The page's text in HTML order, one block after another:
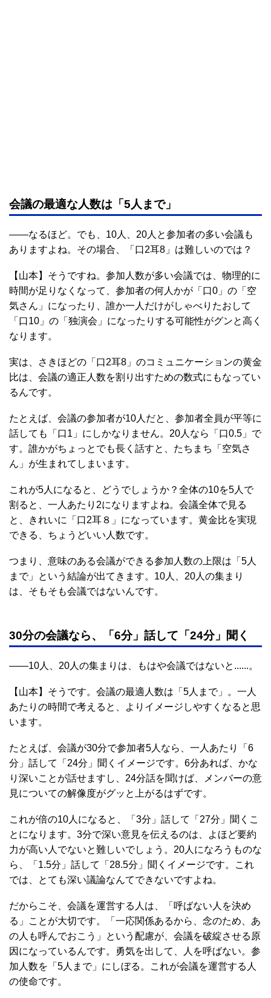
会議の最適な人数は「5人まで」
――なるほど。でも、10人、20人と参加者の多い会議も
ありますよね。その場合、「口2耳8」は難しいのでは？
【山本】そうですね。参加人数が多い会議では、物理的に
時間が足りなくなって、参加者の何人かが「口0」の「空
気さん」になったり、誰か一人だけがしゃべりたおして
「口10」の「独演会」になったりする可能性がグンと高く
なります。
実は、さきほどの「口2耳8」のコミュニケーションの黄金
比は、会議の適正人数を割り出すための数式にもなってい
るんです。
たとえば、会議の参加者が10人だと、参加者全員が平等に
話しても「口1」にしかなりません。20人なら「口0.5」で
す。誰かがちょっとでも長く話すと、たちまち「空気さ
ん」が生まれてしまいます。
これが5人になると、どうでしょうか？全体の10を5人で
割ると、一人あたり2になりますよね。会議全体で見る
と、きれいに「口2耳８」になっています。黄金比を実現
できる、ちょうどいい人数です。
つまり、意味のある会議ができる参加人数の上限は「5人
まで」という結論が出てきます。10人、20人の集まり
は、そもそも会議ではないんです。
30分の会議なら、「6分」話して「24分」聞く
――10人、20人の集まりは、もはや会議ではないと......。
【山本】そうです。会議の最適人数は「5人まで」。一人
あたりの時間で考えると、よりイメージしやすくなると思
います。
たとえば、会議が30分で参加者5人なら、一人あたり「6
分」話して「24分」聞くイメージです。6分あれば、かな
り深いことが話せますし、24分話を聞けば、メンバーの意
見についての解像度がグッと上がるはずです。
これが倍の10人になると、「3分」話して「27分」聞くこ
とになります。3分で深い意見を伝えるのは、よほど要約
力が高い人でないと難しいでしょう。20人になろうものな
ら、「1.5分」話して「28.5分」聞くイメージです。これ
では、とても深い議論なんてできないですよね。
だからこそ、会議を運営する人は、「呼ばない人を決め
る」ことが大切です。「一応関係あるから、念のため、あ
の人も呼んでおこう」という配慮が、会議を破綻させる原
因になっているんです。勇気を出して、人を呼ばない。参
加人数を「5人まで」にしぼる。これが会議を運営する人
の使命です。